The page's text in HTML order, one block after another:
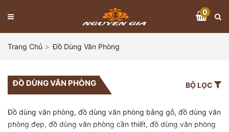
0
Trang Chủ Đồ Dùng Văn Phòng
ĐỒ DÙNG VĂN PHÒNG BỘ LỌC
Đồ dùng văn phòng, đồ dùng văn phòng bằng gỗ, đồ dùng văn
phòng đẹp, đồ dùng văn phòng cần thiết, đồ dùng văn phòng